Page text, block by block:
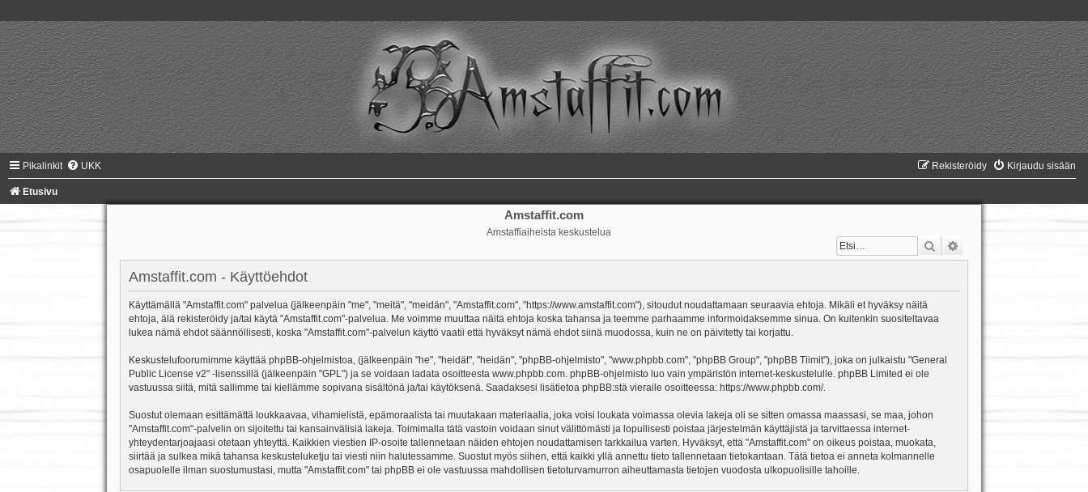
Pikalinkit UKK Kirjaudu sisään
Rekisteröidy
Etusivu
Amstaffit.com
Amstaffiaiheista keskustelua
Etsi
Amstaffit.com - Käyttöehdot
Käyttämällä "Amstaffit.com" palvelua (jälkeenpäin "me", "meitä", "meidän", "Amstaffit.com", "https://www.amstaffit.com"), sitoudut noudattamaan seuraavia ehtoja. Mikäli et hyväksy näitä
ehtoja, älä rekisteröidy ja/tai käytä "Amstaffit.com"-palvelua. Me voimme muuttaa näitä ehtoja koska tahansa ja teemme parhaamme informoidaksemme sinua. On kuitenkin suositeltavaa
lukea nämä ehdot säännöllisesti, koska "Amstaffit.com"-palvelun käyttö vaatii että hyväksyt nämä ehdot siinä muodossa, kuin ne on päivitetty tai korjattu.
Keskustelufoorumimme käyttää phpBB-ohjelmistoa, (jälkeenpäin "he", "heidät", "heidän", "phpBB-ohjelmisto", "www.phpbb.com", "phpBB Group", "phpBB Tiimit"), joka on julkaistu "General
Public License v2" -lisenssillä (jälkeenpäin "GPL") ja se voidaan ladata osoitteesta www.phpbb.com. phpBB-ohjelmisto luo vain ympäristön internet-keskustelulle. phpBB Limited ei ole
vastuussa siitä, mitä sallimme tai kiellämme sopivana sisältönä ja/tai käytöksenä. Saadaksesi lisätietoa phpBB:stä vieraile osoitteessa: https://www.phpbb.com/.
Suostut olemaan esittämättä loukkaavaa, vihamielistä, epämoraalista tai muutakaan materiaalia, joka voisi loukata voimassa olevia lakeja oli se sitten omassa maassasi, se maa, johon
"Amstaffit.com"-palvelin on sijoitettu tai kansainvälisiä lakeja. Toimimalla tätä vastoin voidaan sinut välittömästi ja lopullisesti poistaa järjestelmän käyttäjistä ja tarvittaessa internet-
yhteydentarjoajaasi otetaan yhteyttä. Kaikkien viestien IP-osoite tallennetaan näiden ehtojen noudattamisen tarkkailua varten. Hyväksyt, että "Amstaffit.com" on oikeus poistaa, muokata,
siirtää ja sulkea mikä tahansa keskusteluketju tai viesti niin halutessamme. Suostut myös siihen, että kaikki yllä annettu tieto tallennetaan tietokantaan. Tätä tietoa ei anneta kolmannelle
osapuolelle ilman suostumustasi, mutta "Amstaffit.com" tai phpBB ei ole vastuussa mahdollisen tietoturvamurron aiheuttamasta tietojen vuodosta ulkopuolisille tahoille.